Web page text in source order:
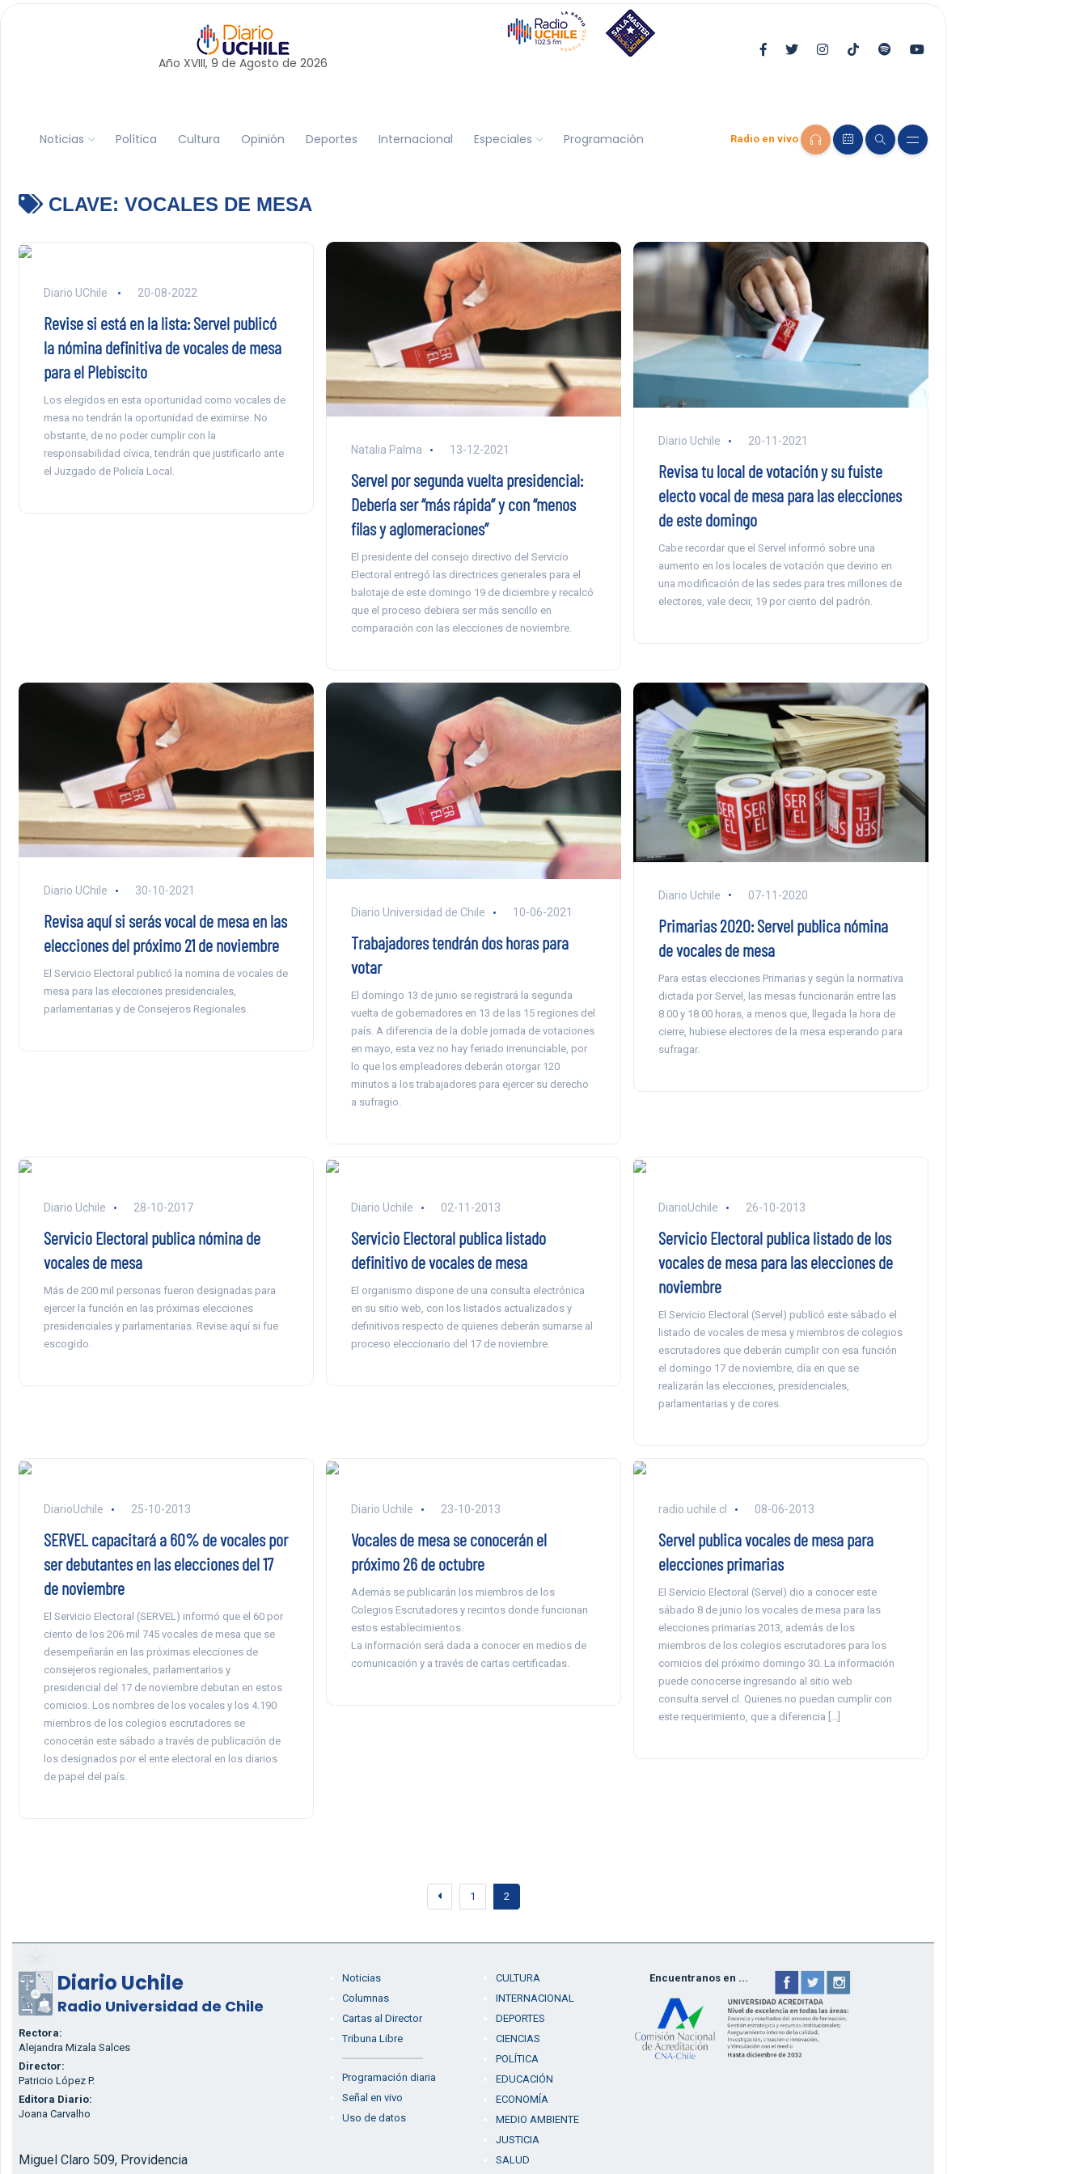
Año XVIII, 9 de Agosto de 2026
Noticias Política Cultura Opinión Deportes Internacional Especiales Programación Radio en vivo
CLAVE: VOCALES DE MESA
Diario UChile 20-08-2022
Revise si está en la lista: Servel publicó
la nómina definitiva de vocales de mesa
para el Plebiscito
Los elegidos en esta oportunidad como vocales de
mesa no tendrán la oportunidad de eximirse. No
obstante, de no poder cumplir con la
responsabilidad cívica, tendrán que justificarlo ante
el Juzgado de Policía Local.
Natalia Palma 13-12-2021
Servel por segunda vuelta presidencial:
Debería ser “más rápida” y con “menos
filas y aglomeraciones”
El presidente del consejo directivo del Servicio
Electoral entregó las directrices generales para el
balotaje de este domingo 19 de diciembre y recalcó
que el proceso debiera ser más sencillo en
comparación con las elecciones de noviembre.
Diario Uchile 20-11-2021
Revisa tu local de votación y su fuiste
electo vocal de mesa para las elecciones
de este domingo
Cabe recordar que el Servel informó sobre una
aumento en los locales de votación que devino en
una modificación de las sedes para tres millones de
electores, vale decir, 19 por ciento del padrón.
Diario UChile 30-10-2021
Revisa aquí si serás vocal de mesa en las
elecciones del próximo 21 de noviembre
El Servicio Electoral publicó la nomina de vocales de
mesa para las elecciones presidenciales,
parlamentarias y de Consejeros Regionales.
Diario Universidad de Chile 10-06-2021
Trabajadores tendrán dos horas para
votar
El domingo 13 de junio se registrará la segunda
vuelta de gobernadores en 13 de las 15 regiones del
país. A diferencia de la doble jornada de votaciones
en mayo, esta vez no hay feriado irrenunciable, por
lo que los empleadores deberán otorgar 120
minutos a los trabajadores para ejercer su derecho
a sufragio.
Diario Uchile 07-11-2020
Primarias 2020: Servel publica nómina
de vocales de mesa
Para estas elecciones Primarias y según la normativa
dictada por Servel, las mesas funcionarán entre las
8.00 y 18.00 horas, a menos que, llegada la hora de
cierre, hubiese electores de la mesa esperando para
sufragar.
Diario Uchile 28-10-2017
Servicio Electoral publica nómina de
vocales de mesa
Más de 200 mil personas fueron designadas para
ejercer la función en las próximas elecciones
presidenciales y parlamentarias. Revise aquí si fue
escogido.
Diario Uchile 02-11-2013
Servicio Electoral publica listado
definitivo de vocales de mesa
El organismo dispone de una consulta electrónica
en su sitio web, con los listados actualizados y
definitivos respecto de quienes deberán sumarse al
proceso eleccionario del 17 de noviembre.
DiarioUchile 26-10-2013
Servicio Electoral publica listado de los
vocales de mesa para las elecciones de
noviembre
El Servicio Electoral (Servel) publicó este sábado el
listado de vocales de mesa y miembros de colegios
escrutadores que deberán cumplir con esa función
el domingo 17 de noviembre, día en que se
realizarán las elecciones, presidenciales,
parlamentarias y de cores.
DiarioUchile 25-10-2013
SERVEL capacitará a 60% de vocales por
ser debutantes en las elecciones del 17
de noviembre
El Servicio Electoral (SERVEL) informó que el 60 por
ciento de los 206 mil 745 vocales de mesa que se
desempeñarán en las próximas elecciones de
consejeros regionales, parlamentarios y
presidencial del 17 de noviembre debutan en estos
comicios. Los nombres de los vocales y los 4.190
miembros de los colegios escrutadores se
conocerán este sábado a través de publicación de
los designados por el ente electoral en los diarios
de papel del país.
Diario Uchile 23-10-2013
Vocales de mesa se conocerán el
próximo 26 de octubre
Además se publicarán los miembros de los
Colegios Escrutadores y recintos donde funcionan
estos establecimientos.
La información será dada a conocer en medios de
comunicación y a través de cartas certificadas.
radio.uchile.cl 08-06-2013
Servel publica vocales de mesa para
elecciones primarias
El Servicio Electoral (Servel) dio a conocer este
sábado 8 de junio los vocales de mesa para las
elecciones primarias 2013, además de los
miembros de los colegios escrutadores para los
comicios del próximo domingo 30. La información
puede conocerse ingresando al sitio web
consulta.servel.cl. Quienes no puedan cumplir con
este requerimiento, que a diferencia […]
1 2
Diario Uchile
Radio Universidad de Chile
Rectora:
Alejandra Mizala Salces
Director:
Patricio López P.
Editora Diario:
Joana Carvalho
Miguel Claro 509, Providencia
Noticias
Columnas
Cartas al Director
Tribuna Libre
Programación diaria
Señal en vivo
Uso de datos
CULTURA
INTERNACIONAL
DEPORTES
CIENCIAS
POLÍTICA
EDUCACIÓN
ECONOMÍA
MEDIO AMBIENTE
JUSTICIA
SALUD
Encuentranos en ...